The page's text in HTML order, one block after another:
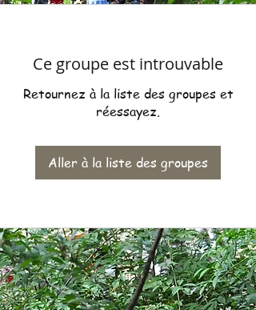
Ce groupe est introuvable
Retournez à la liste des groupes et
réessayez.
Aller à la liste des groupes